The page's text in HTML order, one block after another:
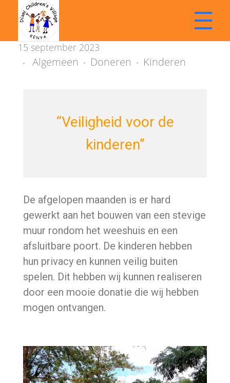
Stichting Diani Childrens Village | Kenia
Doneren | Kinderopvang | Betrokken | Ontwikkelen
E
e
e
p
o
o
15 september 2023
Algemeen Doneren Kinderen
“Veiligheid voor de
kinderen”
De afgelopen maanden is er hard
gewerkt aan het bouwen van een stevige
muur rondom het weeshuis en een
afsluitbare poort. De kinderen hebben
hun privacy en kunnen veilig buiten
spelen. Dit hebben wij kunnen realiseren
door een mooie donatie die wij hebben
mogen ontvangen.